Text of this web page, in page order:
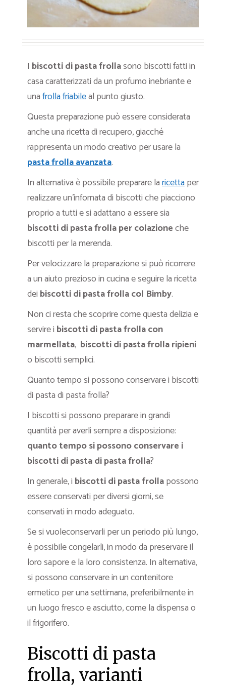
I biscotti di pasta frollasono biscotti fatti in
casa caratterizzati da un profumo inebriante e
unafrolla friabileal punto giusto.
Questa preparazione può essere considerata
anche una ricetta di recupero, giacché
rappresenta un modo creativo per usare la
pasta frolla avanzata.
In alternativa è possibile preparare laricettaper
realizzare un’infornata di biscotti che piacciono
proprio a tutti e si adattano a essere sia
biscotti di pasta frolla per colazioneche
biscotti per la merenda.
Per velocizzare la preparazione si può ricorrere
a un aiuto prezioso in cucina e seguire la ricetta
dei biscotti di pasta frolla col Bimby.
Non ci resta che scoprire come questa delizia e
servire i biscotti di pasta frolla con
marmellata, biscotti di pasta frolla ripieni
o biscotti semplici.
Quanto tempo si possono conservare i biscotti
di pasta di pasta frolla?
I biscotti si possono preparare in grandi
quantità per averli sempre a disposizione:
quanto tempo si possono conservare i
biscotti di pasta di pasta frolla?
In generale, i biscotti di pasta frollapossono
essere conservati per diversi giorni, se
conservati in modo adeguato.
Se si vuoleconservarli per un periodo più lungo,
è possibile congelarli, in modo da preservare il
loro sapore e la loro consistenza. In alternativa,
si possono conservare in un contenitore
ermetico per una settimana, preferibilmente in
un luogo fresco e asciutto, come la dispensa o
il frigorifero.
Biscotti di pasta
frolla, varianti